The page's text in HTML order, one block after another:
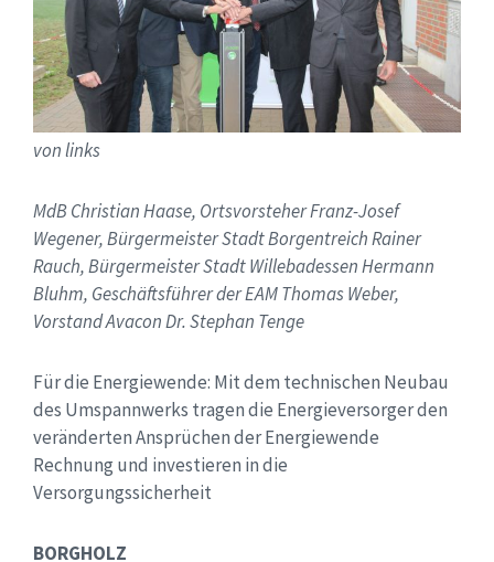
von links
MdB Christian Haase, Ortsvorsteher Franz-Josef
Wegener, Bürgermeister Stadt Borgentreich Rainer
Rauch, Bürgermeister Stadt Willebadessen Hermann
Bluhm, Geschäftsführer der EAM Thomas Weber,
Vorstand Avacon Dr. Stephan Tenge
Für die Energiewende: Mit dem technischen Neubau
des Umspannwerks tragen die Energieversorger den
veränderten Ansprüchen der Energiewende
Rechnung und investieren in die
Versorgungssicherheit
BORGHOLZ